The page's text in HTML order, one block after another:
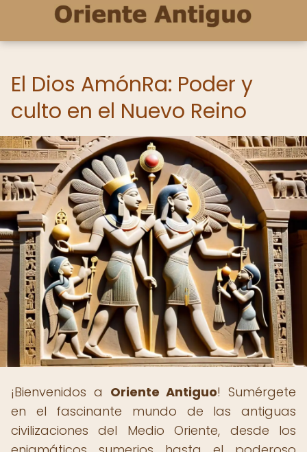
El Dios AmónRa: Poder y
culto en el Nuevo Reino
¡Bienvenidos a Oriente Antiguo! Sumérgete
en el fascinante mundo de las antiguas
civilizaciones del Medio Oriente, desde los